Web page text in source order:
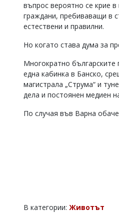
въпрос вероятно се крие
граждани, пребиваващи в
естествени и правилни.
Но когато става дума за
Многократно българските
една кабинка в Банско,
магистрала „Струма“ и
дела и постоянен медиен
По случая във Варна
В категории: Животът